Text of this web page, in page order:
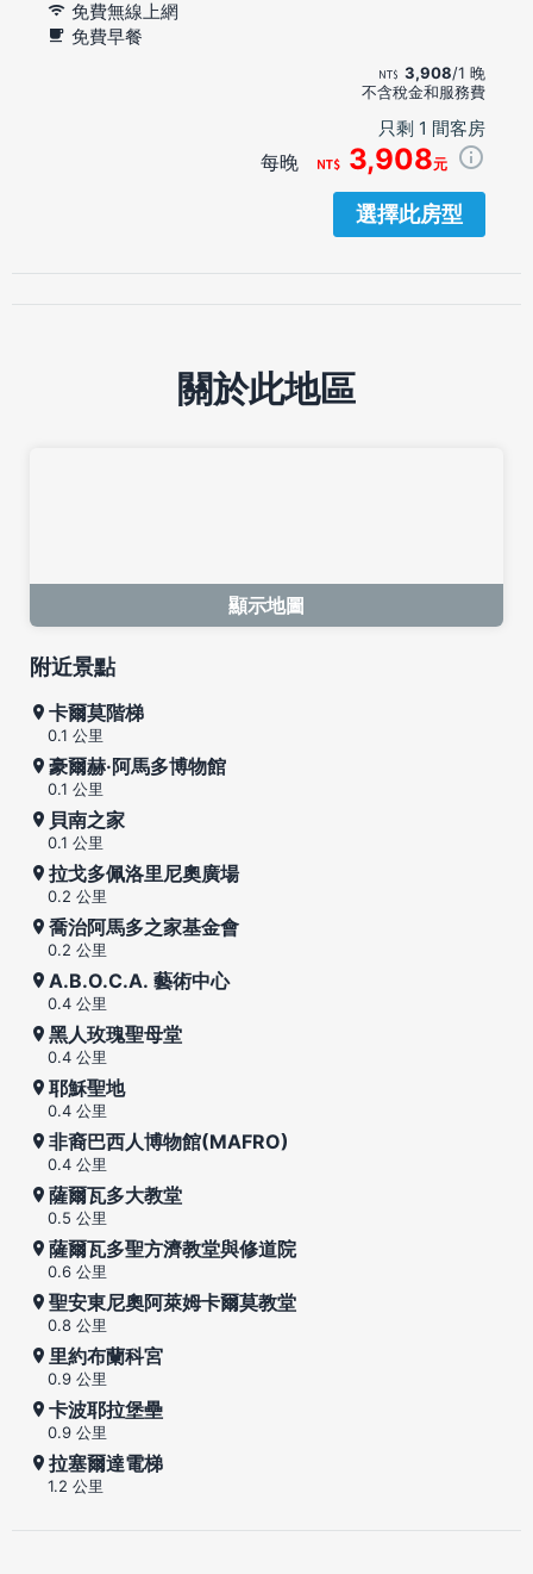
免費無線上網
免費早餐
3,908/1 晚
不含稅金和服務費
只剩 1 間客房
每晚 3,908元
選擇此房型
關於此地區
顯示地圖
附近景點
卡爾莫階梯
0.1 公里
豪爾赫·阿馬多博物館
0.1 公里
貝南之家
0.1 公里
拉戈多佩洛里尼奧廣場
0.2 公里
喬治阿馬多之家基金會
0.2 公里
A.B.O.C.A. 藝術中心
0.4 公里
黑人玫瑰聖母堂
0.4 公里
耶穌聖地
0.4 公里
非裔巴西人博物館(MAFRO)
0.4 公里
薩爾瓦多大教堂
0.5 公里
薩爾瓦多聖方濟教堂與修道院
0.6 公里
聖安東尼奧阿萊姆卡爾莫教堂
0.8 公里
里約布蘭科宮
0.9 公里
卡波耶拉堡壘
0.9 公里
拉塞爾達電梯
1.2 公里